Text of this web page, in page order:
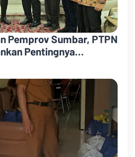
Pemprov Sumbar, PTPN
Pentingnya
Kebun